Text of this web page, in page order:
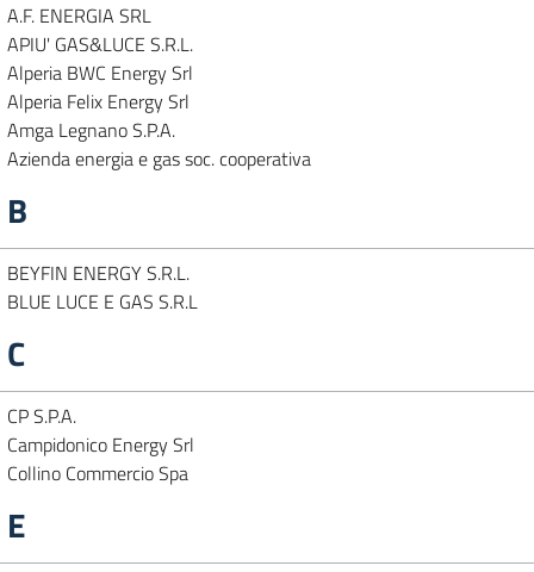
A.F. ENERGIA SRL
APIU' GAS&LUCE S.R.L.
Alperia BWC Energy Srl
Alperia Felix Energy Srl
Amga Legnano S.P.A.
Azienda energia e gas soc. cooperativa
B
BEYFIN ENERGY S.R.L.
BLUE LUCE E GAS S.R.L
C
CP S.P.A.
Campidonico Energy Srl
Collino Commercio Spa
E